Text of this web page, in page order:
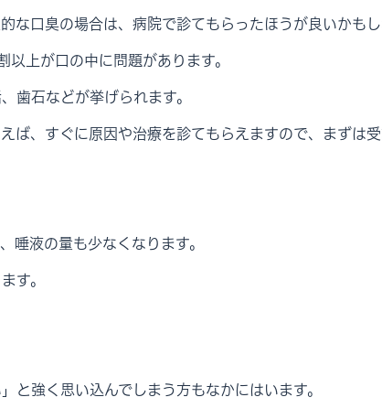
な口臭の場合は、病院で診てもらったほうが良いかもし
上が口の中に問題があります。
歯石などが挙げられます。
ば、すぐに原因や治療を診てもらえますので、まずは受
唾液の量も少なくなります。
す。
と強く思い込んでしまう方もなかにはいます。